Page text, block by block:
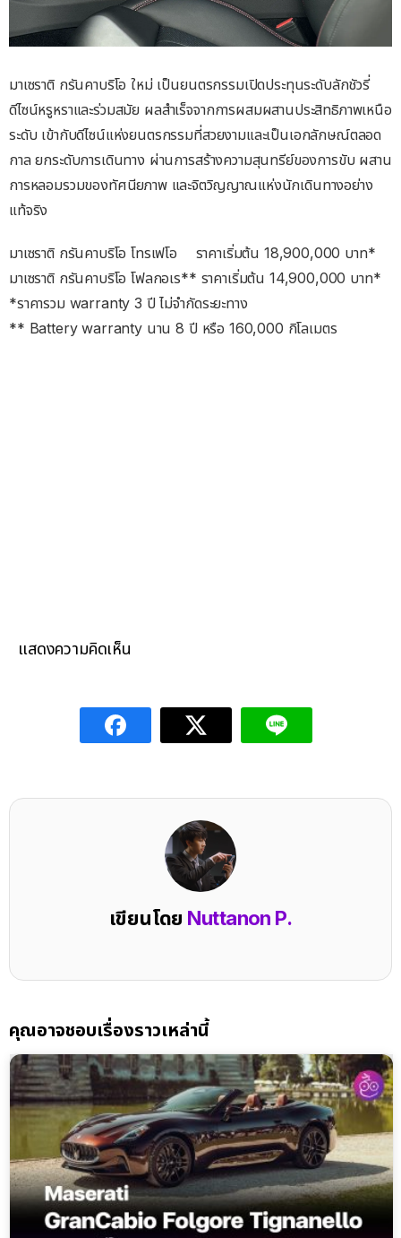
มาเซราติ กรันคาบริโอ ใหม่ เป็นยนตรกรรมเปิดประทุนระดับลักชัวรี่
ดีไซน์หรูหราและร่วมสมัย ผลสำเร็จจากการผสมผสานประสิทธิภาพเหนือ
ระดับ เข้ากับดีไซน์แห่งยนตรกรรมที่สวยงามและเป็นเอกลักษณ์ตลอด
กาล ยกระดับการเดินทาง ผ่านการสร้างความสุนทรีย์ของการขับ ผสาน
การหลอมรวมของทัศนียภาพ และจิตวิญญาณแห่งนักเดินทางอย่าง
แท้จริง
มาเซราติ กรันคาบริโอ โทรเฟโอ ราคาเริ่มต้น 18,900,000 บาท*
มาเซราติ กรันคาบริโอ โฟลกอเร** ราคาเริ่มต้น 14,900,000 บาท*
*ราคารวม warranty 3 ปี ไม่จำกัดระยะทาง
** Battery warranty นาน 8 ปี หรือ 160,000 กิโลเมตร
แสดงความคิดเห็น
เขียนโดย Nuttanon P.
คุณอาจชอบเรื่องราวเหล่านี้